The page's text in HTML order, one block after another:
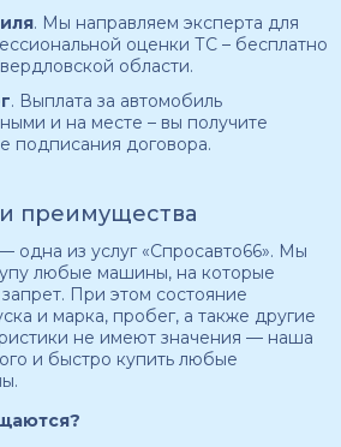
. Мы направляем эксперта для
оценки ТС – бесплатно
области.
. Выплата за автомобиль
и на месте – вы получите
подписания договора.
преимущества
одна из услуг «Спросавто66». Мы
любые машины, на которые
При этом состояние
и марка, пробег, а также другие
не имеют значения — наша
и быстро купить любые